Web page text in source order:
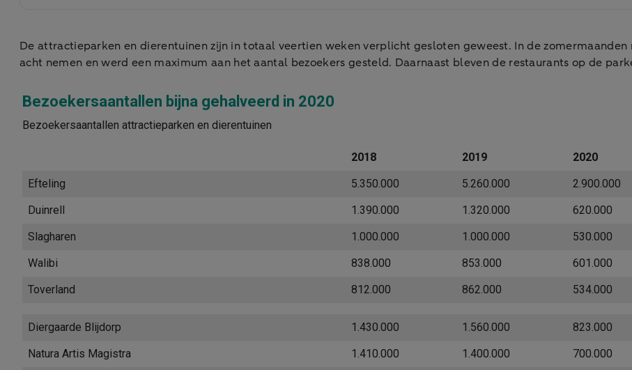
De attractieparken en dierentuinen zijn in totaal veertien weken verplicht gesloten geweest. In de
acht nemen en werd een maximum aan het aantal bezoekers gesteld. Daarnaast bleven de restaurants op de